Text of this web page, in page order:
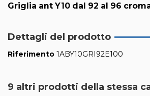
Griglia ant Y10 dal 92 al 96
Dettagli del prodotto
Riferimento 1ABY10GRI92E100
9 altri prodotti della stessa